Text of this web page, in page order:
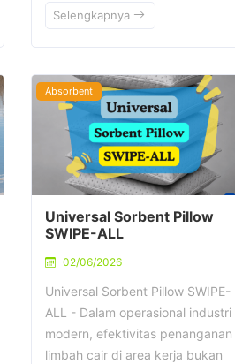
Selengkapnya
Absorbent
Universal Sorbent Pillow
SWIPE-ALL
02/06/2026
Universal Sorbent Pillow SWIPE-
ALL - Dalam operasional industri
modern, efektivitas penanganan
limbah cair di area kerja bukan